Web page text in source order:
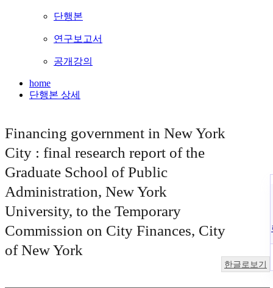
단행본
연구보고서
공개강의
home
단행본 상세
Financing government in New York
City : final research report of the
Graduate School of Public
Administration, New York
University, to the Temporary
Commission on City Finances, City
of New York
한글로보기